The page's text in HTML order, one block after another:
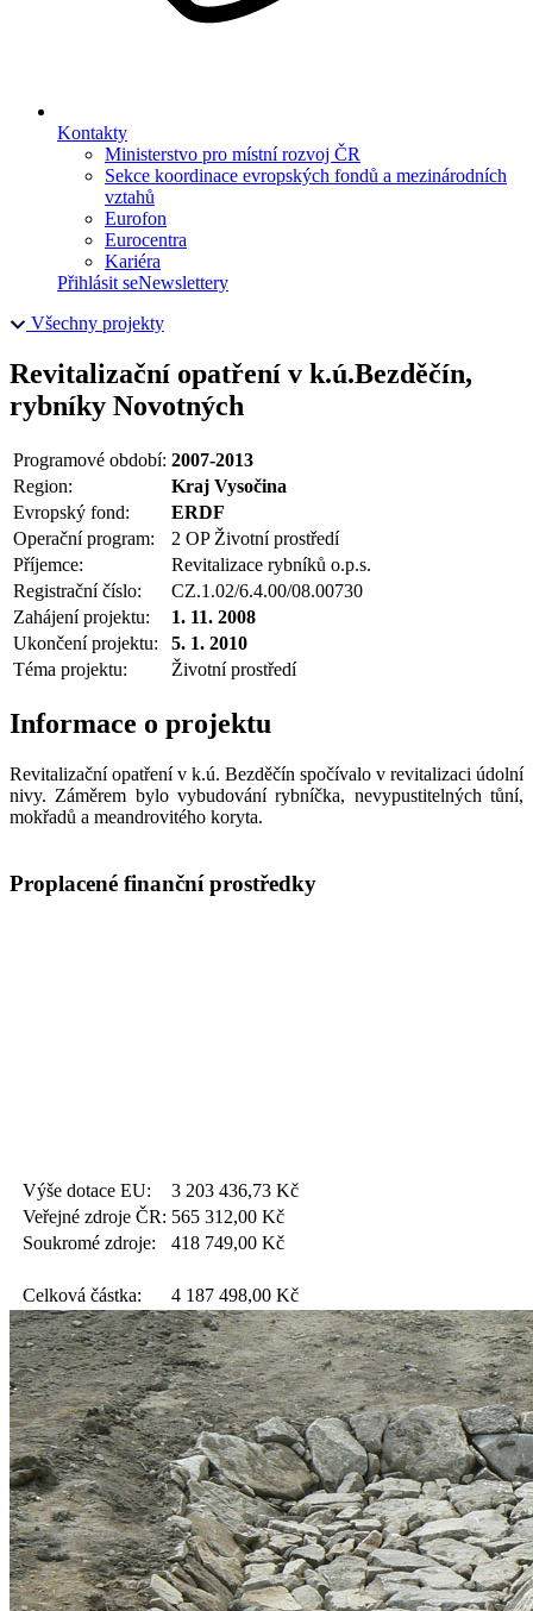
Kontakty
Ministerstvo pro místní rozvoj ČR
Sekce koordinace evropských fondů a mezinárodních
vztahů
Eurofon
Eurocentra
Kariéra
Přihlásit seNewslettery
Všechny projekty
Revitalizační opatření v k.ú.Bezděčín,
rybníky Novotných
Programové období: 2007-2013
Region:
Kraj Vysočina
Evropský fond:
ERDF
Operační program:
2 OP Životní prostředí
Příjemce:
Revitalizace rybníků o.p.s.
Registrační číslo:
CZ.1.02/6.4.00/08.00730
Zahájení projektu:
1. 11. 2008
Ukončení projektu:
5. 1. 2010
Téma projektu:
Životní prostředí
Informace o projektu
Revitalizační opatření v k.ú. Bezděčín spočívalo v revitalizaci údolní
nivy. Záměrem bylo vybudování rybníčka, nevypustitelných tůní,
mokřadů a meandrovitého koryta.
Proplacené finanční prostředky
Výše dotace EU: 3 203 436,73 Kč
Veřejné zdroje ČR: 565 312,00 Kč
Soukromé zdroje:
418 749,00 Kč
Celková částka: 4 187 498,00 Kč